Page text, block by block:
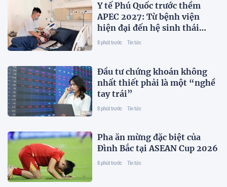
Y tế Phú Quốc trước thềm
APEC 2027: Từ bệnh viện
hiện đại đến hệ sinh thái
chuyên môn
8 phút trước Tin tức
Đầu tư chứng khoán không
nhất thiết phải là một “nghề
tay trái”
8 phút trước Tin tức
Pha ăn mừng đặc biệt của
Đình Bắc tại ASEAN Cup 2026
8 phút trước Tin tức